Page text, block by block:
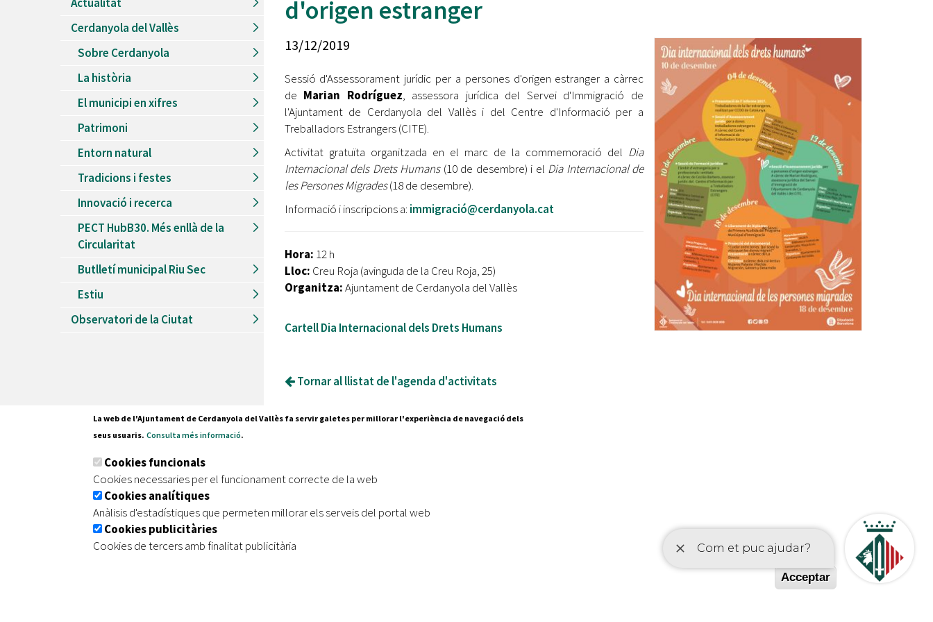
Recursos Humans
Retiment de Comptes
Accés a Informació Pública
Dades Obertes
Catàleg de Serveis i Tràmits
Del26/06/2026al30/08/2026
Patis oberts temporada d'estiu
Piscines d'estiu a Cerdanyola
Del01/06/2026al30/09/2026
Refugis climàtics a Cerdanyola
Jocs d'aigua del Parc Cordelles
Del01/07/2024al31/08/2026
Decorem! Conte 'La truita de nabius'
Oberta la convocatòria d'Ajuts per a l'autoocupació
jove 2026
Cerdanyola opta a més de 5 milions d'euros del Pla de
l'entorn de l'avinguda Catalunya
El FIT presenta el cartell de la seva 16a edició i dona el
tret de sortida al festival
L’Ajuntament reparteix ulleres gratuïtes per veure
l'eclipsi solar
Entitats
Equipaments
Mercats Municipals
Webs Municipals
Cerdanyola del Vallès
Sobre Cerdanyola
La història
El municipi en xifres
Patrimoni
Entorn natural
Tradicions i festes
Innovació i recerca
PECT HubB30. Més enllà de la
Circularitat
Butlletí municipal Riu Sec
Estiu
Observatori de la Ciutat
d'origen estranger
13/12/2019
Sessió d'Assessorament jurídic per a persones d'origen estranger a càrrec
de Marian Rodríguez, assessora jurídica del Servei d'Immigració de
l'Ajuntament de Cerdanyola del Vallès i del Centre d'Informació per a
Treballadors Estrangers (CITE).
Activitat gratuïta organitzada en el marc de la commemoració del Dia
Internacional dels Drets Humans(10 de desembre) i el Dia Internacional de
les Persones Migrades(18 de desembre).
Informació i inscripcions a: immigració@cerdanyola.cat
Hora: 12 h
Lloc: Creu Roja (avinguda de la Creu Roja, 25)
Organitza:Ajuntament de Cerdanyola del Vallès
Cartell Dia Internacional dels Drets Humans
Tornar al llistat de l'agenda d'activitats
Tel. 935 80 88 88
| Avís legal | Protecció de dades
La web de l'Ajuntament de Cerdanyola del Vallès fa servir galetes per millorar l'experiència de navegació dels
seus usuaris. Consulta més informació.
Cookies funcionals
Cookies necessaries per el funcionament correcte de la web
Cookies analítiques
Anàlisis d'estadístiques que permeten millorar els serveis del portal web
Cookies publicitàries
Cookies de tercers amb finalitat publicitària
Acceptar